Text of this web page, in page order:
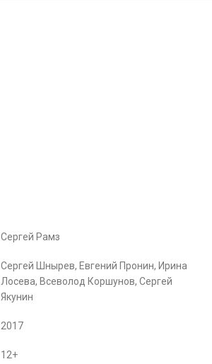
Сергей Рамз
Сергей Шнырев, Евгений Пронин, Ирина
Лосева, Всеволод Коршунов, Сергей
Якунин
2017
12+